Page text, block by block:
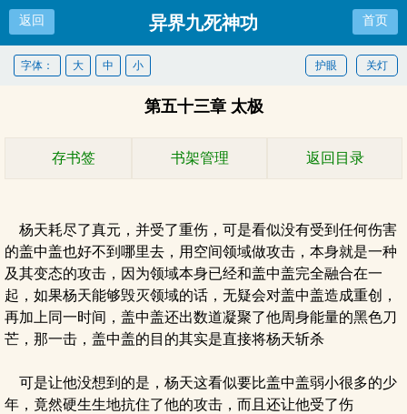
返回 异界九死神功 首页
关灯
护眼
字体： 大 中 小
第五十三章 太极
存书签 书架管理 返回目录
杨天耗尽了真元，并受了重伤，可是看似没有受到任何伤害
的盖中盖也好不到哪里去，用空间领域做攻击，本身就是一种
及其变态的攻击，因为领域本身已经和盖中盖完全融合在一
起，如果杨天能够毁灭领域的话，无疑会对盖中盖造成重创，
再加上同一时间，盖中盖还出数道凝聚了他周身能量的黑色刀
芒，那一击，盖中盖的目的其实是直接将杨天斩杀
可是让他没想到的是，杨天这看似要比盖中盖弱小很多的少
年，竟然硬生生地抗住了他的攻击，而且还让他受了伤